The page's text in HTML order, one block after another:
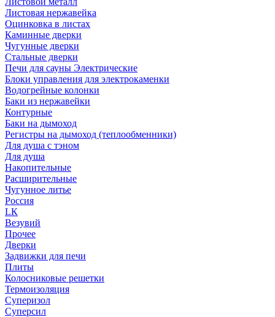
Листовая нержавейка
Оцинковка в листах
Каминные дверки
Чугунные дверки
Стальные дверки
Печи для сауны Электрические
Блоки управления для электрокаменки
Водогрейные колонки
Баки из нержавейки
Контурные
Баки на дымоход
Регистры на дымоход (теплообменники)
Для душа с тэном
Для душа
Накопительные
Расширительные
Чугунное литье
Россия
LК
Везувий
Прочее
Дверки
Задвижки для печи
Плиты
Колосниковые решетки
Термоизоляция
Суперизол
Суперсил